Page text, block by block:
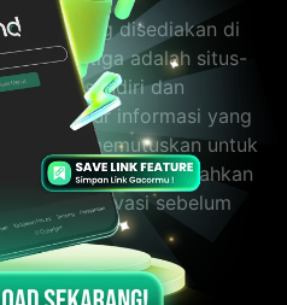
link yang disediakan di
pihak ketiga adalah situs-
mereka sendiri dan
mengatur informasi yang
Anda memutuskan untuk
ketiga terkait, silahkan
privasi sebelum